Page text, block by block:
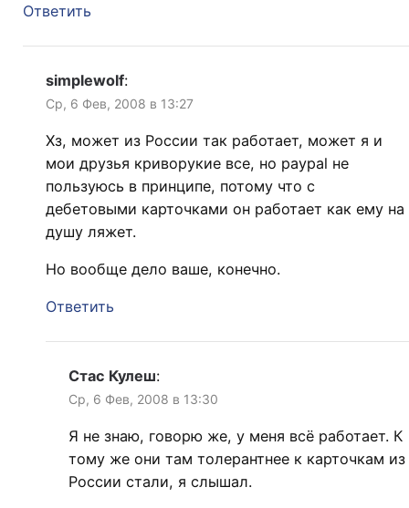
Ответить
simplewolf:
Ср, 6 Фев, 2008 в 13:27
Хз, может из России так работает, может я и
мои друзья криворукие все, но paypal не
пользуюсь в принципе, потому что с
дебетовыми карточками он работает как ему на
душу ляжет.
Но вообще дело ваше, конечно.
Ответить
Стас Кулеш:
Ср, 6 Фев, 2008 в 13:30
Я не знаю, говорю же, у меня всё работает. К
тому же они там толерантнее к карточкам из
России стали, я слышал.